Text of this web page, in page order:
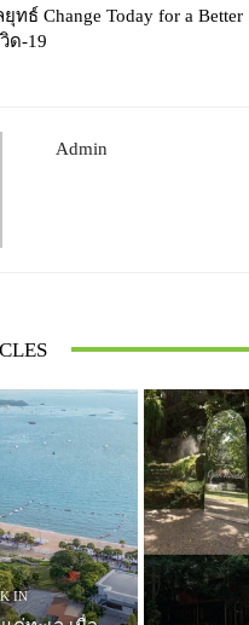
ทธ์ Change Today for a Better
ด-19
Admin
IN